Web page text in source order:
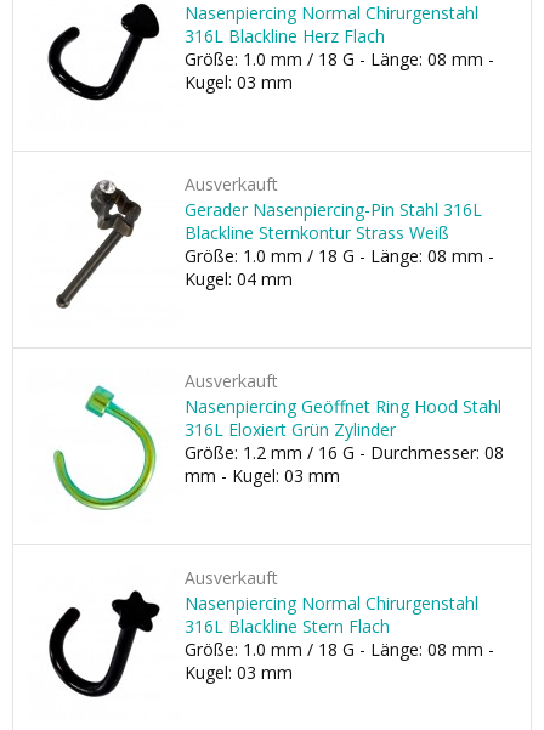
Nasenpiercing Normal Chirurgenstahl
316L Blackline Herz Flach
Größe: 1.0 mm / 18 G - Länge: 08 mm -
Kugel: 03 mm
Ausverkauft
Gerader Nasenpiercing-Pin Stahl 316L
Blackline Sternkontur Strass Weiß
Größe: 1.0 mm / 18 G - Länge: 08 mm -
Kugel: 04 mm
Ausverkauft
Nasenpiercing Geöffnet Ring Hood Stahl
316L Eloxiert Grün Zylinder
Größe: 1.2 mm / 16 G - Durchmesser: 08
mm - Kugel: 03 mm
Ausverkauft
Nasenpiercing Normal Chirurgenstahl
316L Blackline Stern Flach
Größe: 1.0 mm / 18 G - Länge: 08 mm -
Kugel: 03 mm